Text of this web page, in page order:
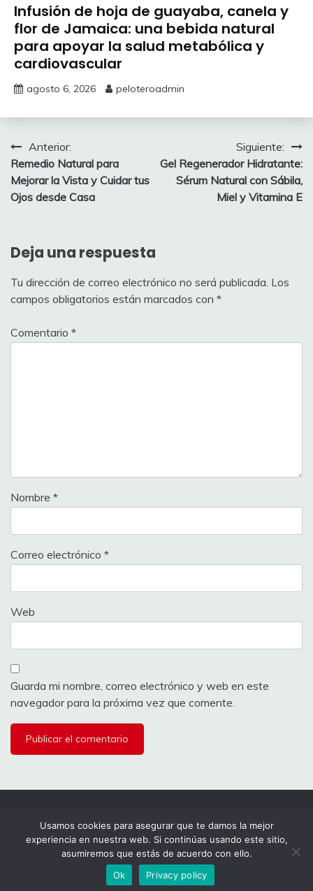
Infusión de hoja de guayaba, canela y
flor de Jamaica: una bebida natural
para apoyar la salud metabólica y
cardiovascular
agosto 6, 2026 peloteroadmin
Navegación
de
entradas
Anterior:
Remedio Natural para
Mejorar la Vista y Cuidar tus
Ojos desde Casa
Siguiente:
Gel Regenerador Hidratante:
Sérum Natural con Sábila,
Miel y Vitamina E
Deja una respuesta
Tu dirección de correo electrónico no será publicada. Los
campos obligatorios están marcados con *
Comentario *
Nombre *
Correo electrónico *
Web
Guarda mi nombre, correo electrónico y web en este
navegador para la próxima vez que comente.
Todos los derechos reservados 2024.
Funciona gracias a WordPress
|
Tema: Fairy por
Candid Themes.
Usamos cookies para asegurar que te damos la mejor
experiencia en nuestra web. Si continúas usando este sitio,
asumiremos que estás de acuerdo con ello.
Ok
Privacy policy